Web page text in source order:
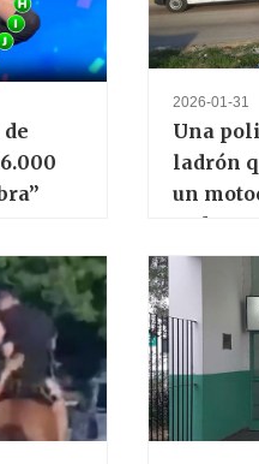
2026-01-31
Una
ladrón
un
Sudeste